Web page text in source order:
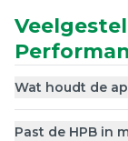
Wat houdt de
Past de HPB in